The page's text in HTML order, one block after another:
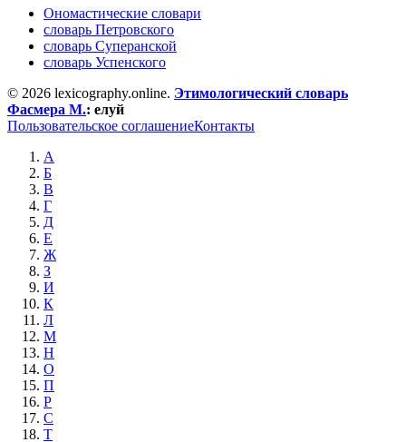
Ономастические словари
словарь Петровского
словарь Суперанской
словарь Успенского
© 2026 lexicography.online. Этимологический словарь
Фасмера М.: елуй
Пользовательское соглашениеКонтакты
А
Б
В
Г
Д
Е
Ж
З
И
К
Л
М
Н
О
П
Р
С
Т